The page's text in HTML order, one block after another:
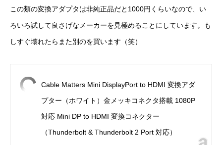
この類の変換アダプタは非純正品だと1000円くらいなので、い
ろいろ試して良さげなメーカーを見極めることにしています。も
しすぐ壊れたらまた別のを買います（笑）
Cable Matters Mini DisplayPort to HDMI 変換アダ
プター（ホワイト）金メッキコネクタ搭載 1080P
対応 Mini DP to HDMI 変換コネクター
（Thunderbolt & Thunderbolt 2 Port 対応）